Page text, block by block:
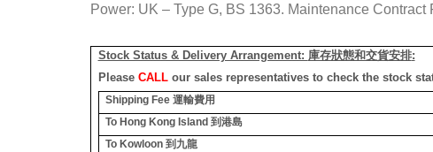
Power: UK – Type G, BS 1363. Maintenance Contract
Stock Status & Delivery Arrangement: 庫存狀態和交貨安排:
Please CALLour sales representatives to check the stock
Shipping Fee 運輸費用
To Hong Kong Island 到港島
To Kowloon 到九龍